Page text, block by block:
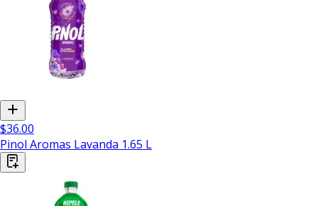
$36.00
Pinol Aromas Lavanda 1.65 L